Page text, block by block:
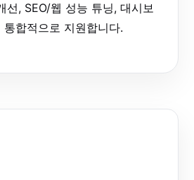
선, SEO/웹 성능 튜닝, 대시보
합적으로 지원합니다.